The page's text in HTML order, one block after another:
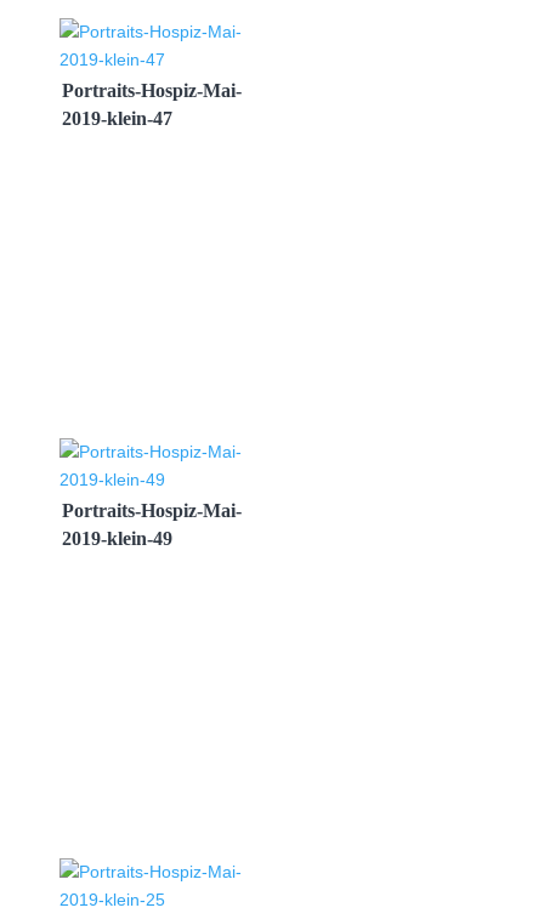
Portraits-Hospiz-Mai-
2019-klein-47
Portraits-Hospiz-Mai-
2019-klein-49